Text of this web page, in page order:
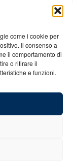
come i cookie per
Il consenso a
il comportamento di
o ritirare il
e funzioni.
199431 (sede